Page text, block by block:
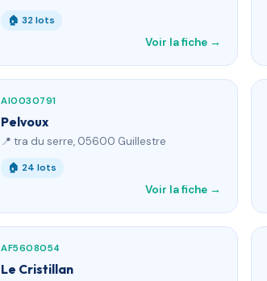
🏠 32 lots
Voir la fiche →
AI0030791
Pelvoux
📍 tra du serre, 05600 Guillestre
🏠 24 lots
Voir la fiche →
AF5608054
Le Cristillan